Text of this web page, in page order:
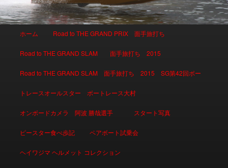
メインコンテンツへ移動
サブコンテンツへ移動
ホーム Road to THE GRAND PRIX 面手旅打ち
Road to THE GRAND SLAM 面手旅打ち 2015
Road to THE GRAND SLAM 面手旅打ち 2015 SG第42回ボー
トレースオールスター ボートレース大村
オンボードカメラ 阿波 勝哉選手 スタート写真
ピースター食べ歩記 ペアボート試乗会
ヘイワジマ ヘルメット コレクション